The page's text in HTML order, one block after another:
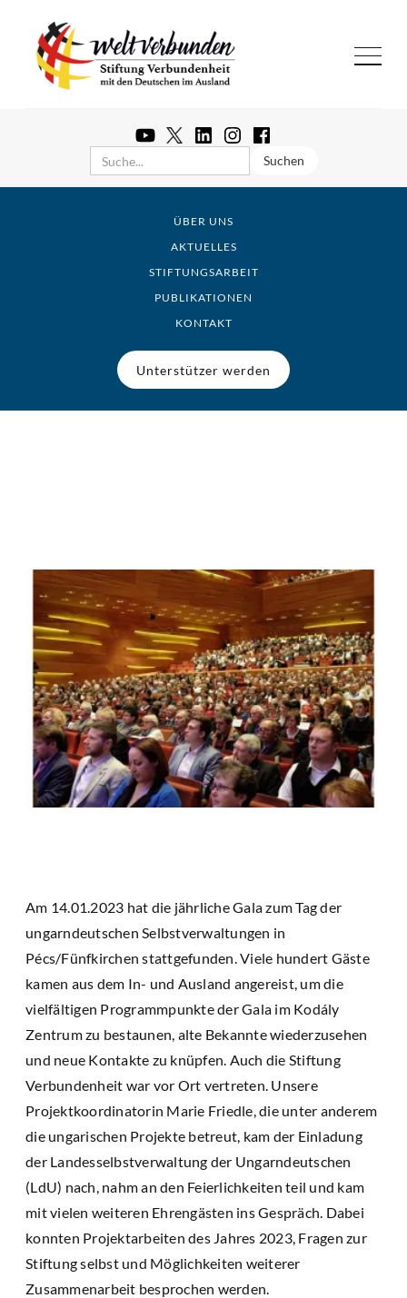
ÜBER UNS
AKTUELLES
STIFTUNGSARBEIT
PUBLIKATIONEN
KONTAKT
Unterstützer werden
Am 14.01.2023 hat die jährliche Gala zum Tag der
ungarndeutschen Selbstverwaltungen in
Pécs/Fünfkirchen stattgefunden. Viele hundert Gäste
kamen aus dem In- und Ausland angereist, um die
vielfältigen Programmpunkte der Gala im Kodály
Zentrum zu bestaunen, alte Bekannte wiederzusehen
und neue Kontakte zu knüpfen. Auch die Stiftung
Verbundenheit war vor Ort vertreten. Unsere
Projektkoordinatorin Marie Friedle, die unter anderem
die ungarischen Projekte betreut, kam der Einladung
der Landesselbstverwaltung der Ungarndeutschen
(LdU) nach, nahm an den Feierlichkeiten teil und kam
mit vielen weiteren Ehrengästen ins Gespräch. Dabei
konnten Projektarbeiten des Jahres 2023, Fragen zur
Stiftung selbst und Möglichkeiten weiterer
Zusammenarbeit besprochen werden.